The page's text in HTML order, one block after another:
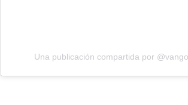
Una publicación compartida por